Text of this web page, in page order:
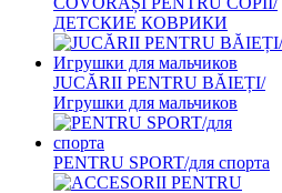
ДЕТСКИЕ КОВРИКИ
JUCĂRII PENTRU BĂIEȚI/
Игрушки для мальчиков
PENTRU SPORT/для спорта